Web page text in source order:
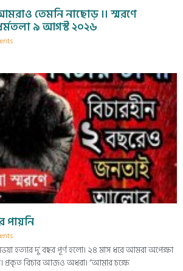
তেমনি নাছোড় ।। স্মরণে
৯ আগস্ট ২০২৬
হত্যার দু’ বছর পূর্ণ হলো। ২৪ মাস ধরে আমরা অপেক্ষা
প্রকৃত বিচার আজও অধরা। “আমার চক্ষে